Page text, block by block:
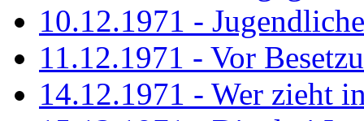
10.12.1971 -
11.12.1971 - Vor
14.12.1971 - Wer zieht